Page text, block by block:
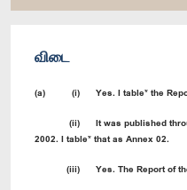
விடை
(a) (i) Yes. I table* the Report
(ii) It was published through
2002. I table* that as Annex 02.
(iii) Yes. The Report of the